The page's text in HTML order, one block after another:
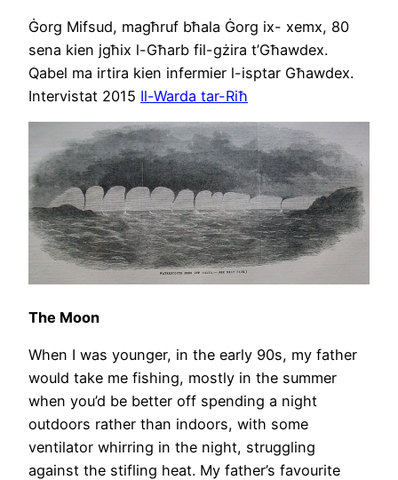
Ġorg Mifsud, magħruf bħala Ġorg ix- xemx, 80
sena kien jgħix l-Għarb fil-gżira t’Għawdex.
Qabel ma irtira kien infermier l-isptar Għawdex.
Intervistat 2015 Il-Warda tar-Riħ
The Moon
When I was younger, in the early 90s, my father
would take me fishing, mostly in the summer
when you’d be better off spending a night
outdoors rather than indoors, with some
ventilator whirring in the night, struggling
against the stifling heat. My father’s favourite